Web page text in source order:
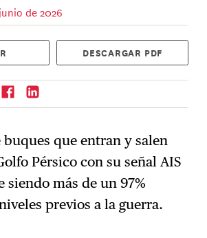
de 2026
DESCARGAR PDF
que entran y salen
Pérsico con su señal AIS
siendo más de un 97%
previos a la guerra.